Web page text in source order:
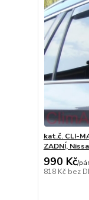
kat.č. CLI-
ZADNÍ,
990 Kč/pár
818 Kč bez